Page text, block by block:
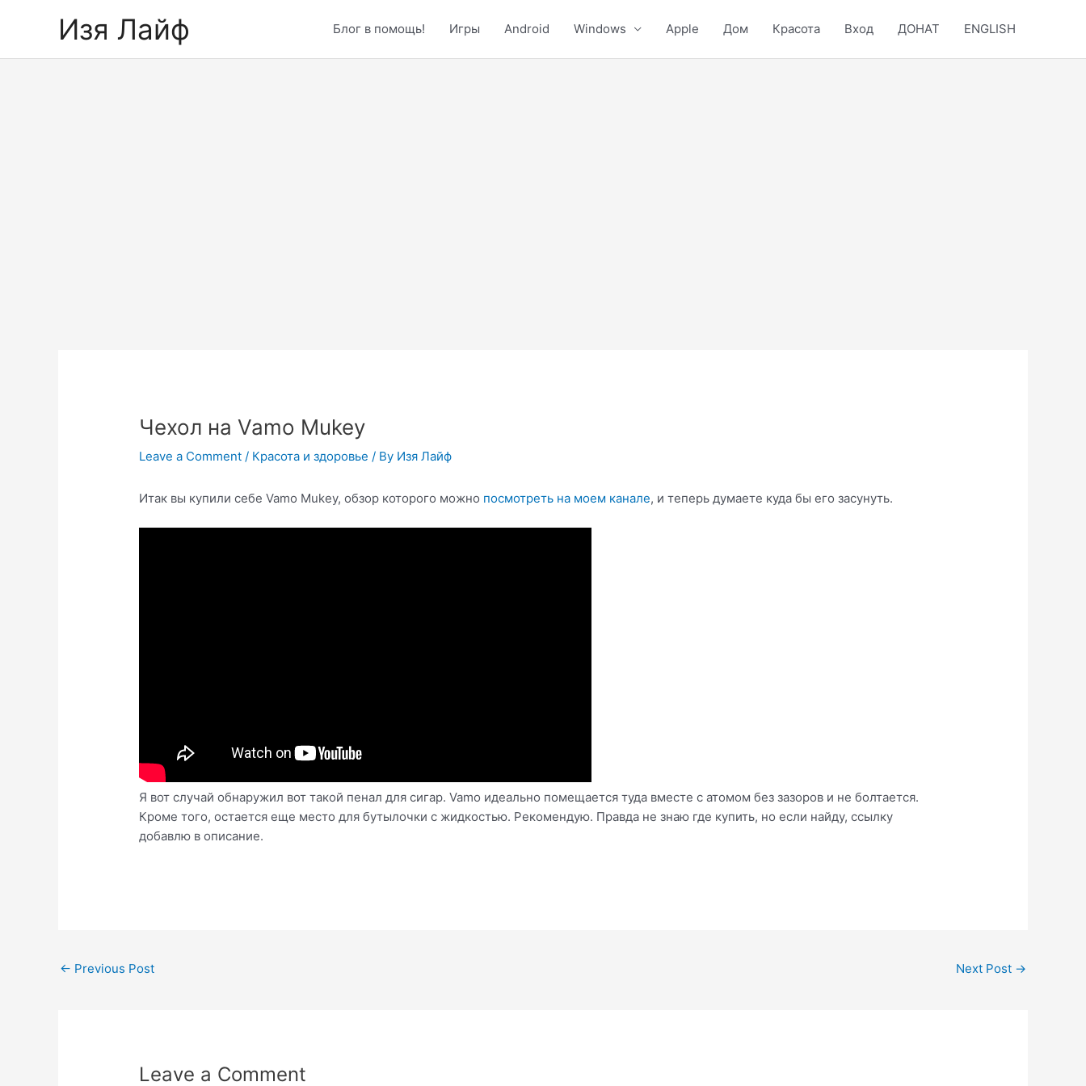
Изя Лайф Блог в помощь! Игры Android Windows Apple Дом Красота Вход ДОНАТ ENGLISH
Чехол на Vamo Mukey
Leave a Comment / Красота и здоровье / By Изя Лайф
Итак вы купили себе Vamo Mukey, обзор которого можно посмотреть на моем канале, и теперь думаете куда бы его засунуть.
Я вот случай обнаружил вот такой пенал для сигар. Vamo идеально помещается туда вместе с атомом без зазоров и не болтается.
Кроме того, остается еще место для бутылочки с жидкостью. Рекомендую. Правда не знаю где купить, но если найду, ссылку
добавлю в описание.
Post
← Previous Post Next Post →
Leave a Comment